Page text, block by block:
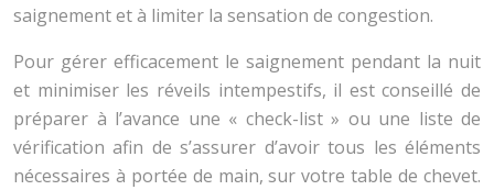
saignement et à limiter la sensation de congestion.
Pour gérer efficacement le saignement pendant la nuit
et minimiser les réveils intempestifs, il est conseillé de
préparer à l’avance une « check-list » ou une liste de
vérification afin de s’assurer d’avoir tous les éléments
nécessaires à portée de main, sur votre table de chevet.